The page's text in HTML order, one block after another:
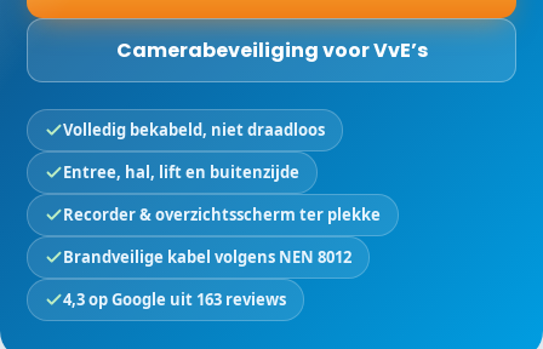
Camerabeveiliging voor VvE’s
Volledig bekabeld, niet draadloos
Entree, hal, lift en buitenzijde
Recorder & overzichtsscherm ter plekke
Brandveilige kabel volgens NEN 8012
4,3 op Google uit 163 reviews